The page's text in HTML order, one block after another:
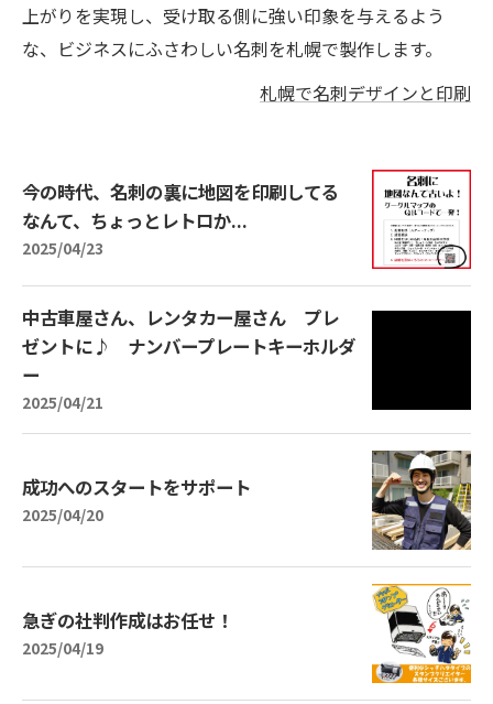
上がりを実現し、受け取る側に強い印象を与えるよう
な、ビジネスにふさわしい名刺を札幌で製作します。
札幌で名刺デザインと印刷
今の時代、名刺の裏に地図を印刷してる
なんて、ちょっとレトロか...
2025/04/23
中古車屋さん、レンタカー屋さん プレ
ゼントに♪ ナンバープレートキーホルダ
ー
2025/04/21
成功へのスタートをサポート
2025/04/20
急ぎの社判作成はお任せ！
2025/04/19